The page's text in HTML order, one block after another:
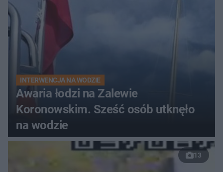
INTERWENCJA NA WODZIE
Awaria łodzi na Zalewie
Koronowskim. Sześć osób utknęło
na wodzie
13